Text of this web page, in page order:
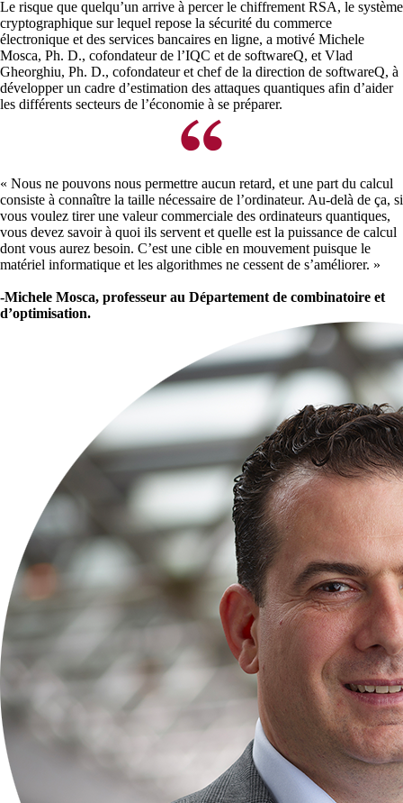
Le risque que quelqu’un arrive à percer le chiffrement RSA, le système
cryptographique sur lequel repose la sécurité du commerce
électronique et des services bancaires en ligne, a motivé Michele
Mosca, Ph. D., cofondateur de l’IQC et de softwareQ, et Vlad
Gheorghiu, Ph. D., cofondateur et chef de la direction de softwareQ, à
développer un cadre d’estimation des attaques quantiques afin d’aider
les différents secteurs de l’économie à se préparer.
« Nous ne pouvons nous permettre aucun retard, et une part du calcul
consiste à connaître la taille nécessaire de l’ordinateur. Au-delà de ça, si
vous voulez tirer une valeur commerciale des ordinateurs quantiques,
vous devez savoir à quoi ils servent et quelle est la puissance de calcul
dont vous aurez besoin. C’est une cible en mouvement puisque le
matériel informatique et les algorithmes ne cessent de s’améliorer. »
-Michele Mosca, professeur au Département de combinatoire et
d’optimisation.